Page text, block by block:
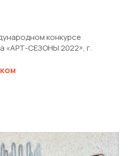
конкурсе
«АРТ-СЕЗОНЫ 2022», г.